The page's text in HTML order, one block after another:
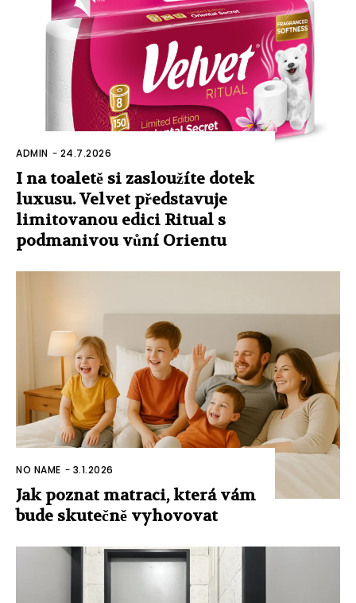
ADMIN - 24.7.2026
I na toaletě si zasloužíte dotek
luxusu. Velvet představuje
limitovanou edici Ritual s
podmanivou vůní Orientu
NO NAME - 3.1.2026
Jak poznat matraci, která vám
bude skutečně vyhovovat